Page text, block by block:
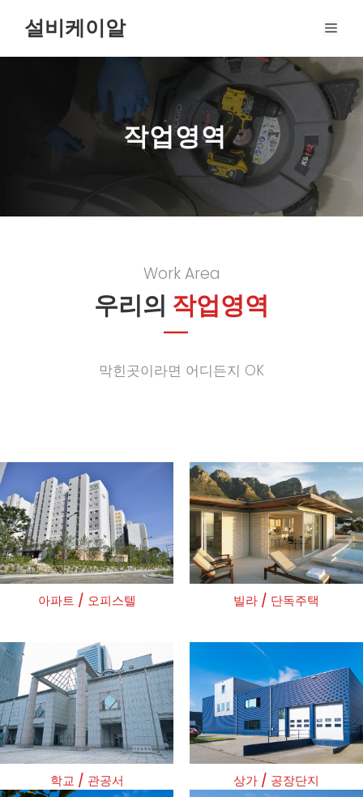
설비케이알
작업영역
Work Area
우리의 작업영역
막힌곳이라면 어디든지 OK
아파트 / 오피스텔
학교 / 관공서
빌라 / 단독주택
상가 / 공장단지